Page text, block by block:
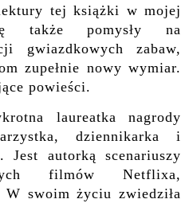
tej książki w mojej
także pomysły na
gwiazdkowych zabaw,
zupełnie nowy wymiar.
powieści.
laureatka nagrody
dziennikarka i
Jest autorką scenariuszy
filmów Netflixa,
swoim życiu zwiedziła